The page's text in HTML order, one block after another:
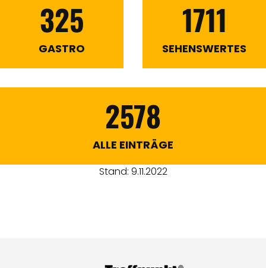
325
GASTRO
1711
SEHENSWERTES
2578
ALLE EINTRÄGE
Stand: 9.11.2022